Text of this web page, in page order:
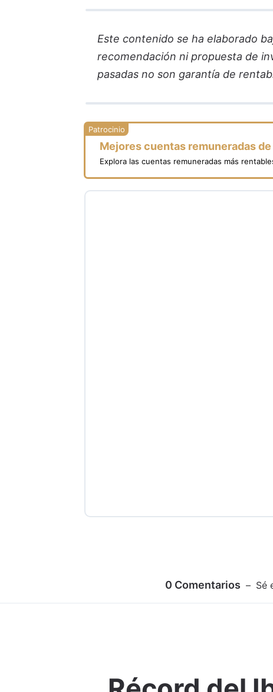
Este contenido se ha elaborado
recomendación ni propuesta de
pasadas no son garantía de
Mejores cuentas remuneradas
Explora las cuentas remuneradas más
0 Comentarios Sé